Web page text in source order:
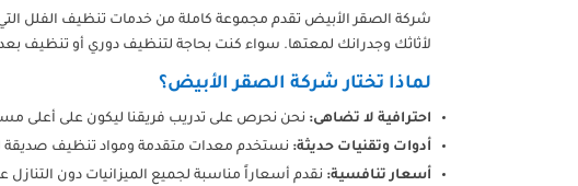
شركة الصقر الأبيض تقدم مجموعة كاملة من خدمات تنظيف الفلل
لأثاثك وجدرانك لمعتها. سواء كنت بحاجة لتنظيف دوري أو تنظيف
لماذا تختار شركة الصقر الأبيض؟
احترافية لا تضاهى: نحن نحرص على تدريب فريقنا ليكون على أعلى
أدوات وتقنيات حديثة: نستخدم معدات متقدمة ومواد تنظيف صديقة
أسعار تنافسية: نقدم أسعاراً مناسبة لجميع الميزانيات دون التنازل